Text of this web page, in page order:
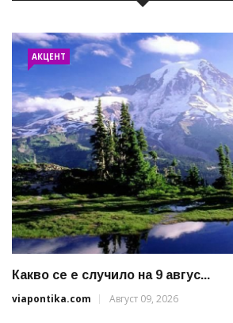
АКЦЕНТ
Какво се е случило на 9 авгус...
viapontika.com
Август 09, 2026